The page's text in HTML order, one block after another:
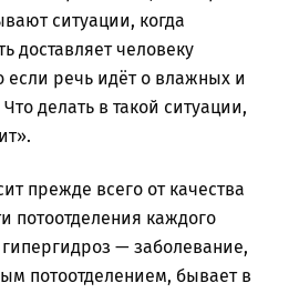
ситуации, когда
доставляет человеку
если речь идёт о влажных и
делать в такой ситуации,
прежде всего от качества
потоотделения каждого
— заболевание,
потоотделением, бывает в